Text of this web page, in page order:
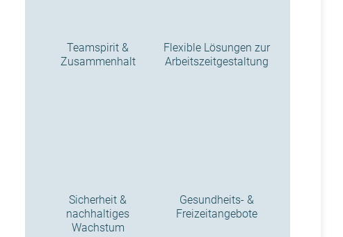
Teamspirit &
Zusammenhalt
Sicherheit &
nachhaltiges
Wachstum
Flexible Lösungen zur
Arbeitszeitgestaltung
Gesundheits- &
Freizeitangebote